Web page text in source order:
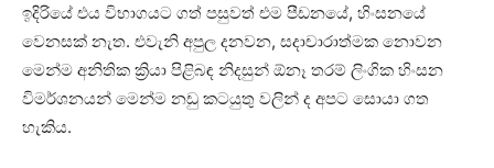
ඉදිරියේ එය විභාගයට ගත් පසුවත් එම පීඩනයේ, හිංසනයේ
වෙනසක් නැත. එවැනි අපුල දනවන, සදාචාරාත්මක නොවන
මෙන්ම අනිතික ක්‍රියා පිළිබඳ නිදසුන් ඕනෑ තරම් ලිංගික හිංසන
විමර්ශනයන් මෙන්ම නඩු කටයුතු වලින් ද අපට සොයා ගත
හැකිය.